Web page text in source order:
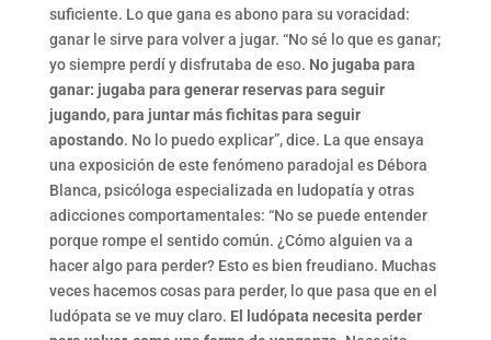
suficiente. Lo que gana es abono para su voracidad:
ganar le sirve para volver a jugar. “No sé lo que es ganar;
yo siempre perdí y disfrutaba de eso. No jugaba para
ganar: jugaba para generar reservas para seguir
jugando, para juntar más fichitas para seguir
apostando. No lo puedo explicar”, dice. La que ensaya
una exposición de este fenómeno paradojal es Débora
Blanca, psicóloga especializada en ludopatía y otras
adicciones comportamentales: “No se puede entender
porque rompe el sentido común. ¿Cómo alguien va a
hacer algo para perder? Esto es bien freudiano. Muchas
veces hacemos cosas para perder, lo que pasa que en el
ludópata se ve muy claro. El ludópata necesita perder